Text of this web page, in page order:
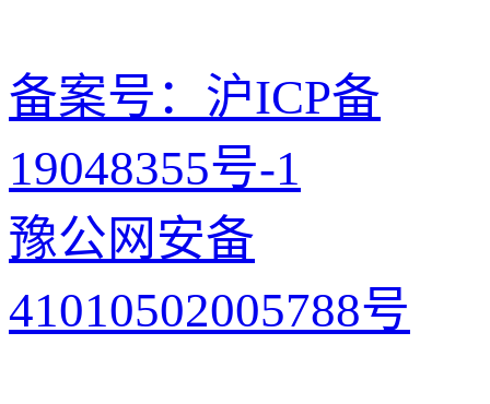
备案号：沪ICP备
19048355号-1
豫公网安备
41010502005788号